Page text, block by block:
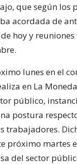
que según los
acordada de
hoy y
lunes en el
en La
público,
postura
trabajadores.
próximo martes
del sector